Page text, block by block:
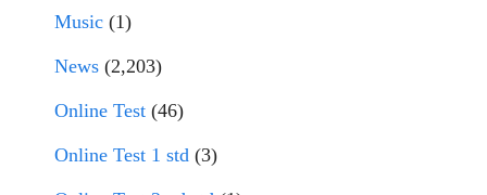
Music (1)
News (2,203)
Online Test (46)
Online Test 1 std (3)